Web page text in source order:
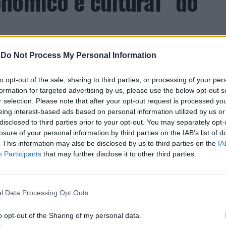
Do Not Process My Personal Information
opt-out of the sale, sharing to third parties, or processing of your
for targeted advertising by us, please use the below opt-out
selection. Please note that after your opt-out request is processed
interest-based ads based on personal information utilized by us
to third parties prior to your opt-out. You may separately
of your personal information by third parties on the IAB’s list of
This information may also be disclosed by us to third parties on the
Participants that may further disclose it to other third parties.
Data Processing Opt Outs
opt-out of the Sharing of my personal data.
de Portugal, acolhe, nos dias 4 e 5 de setembro,
Branco (CCCCB), a primeira edição da
organizada pela Câmara Municipal de
e Cultura, e integrada na programação do
entre 3 e 6 de setembro.
Branco na “Rede de Cidades Criativas da
de 2023, na categoria “Artesanato e Artes